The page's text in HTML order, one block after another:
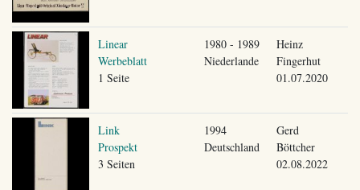
Linear
Werbeblatt
1 Seite
1980 - 1989
Niederlande
Heinz
Fingerhut
01.07.2020
Link
Prospekt
3 Seiten
1994
Deutschland
Gerd
Böttcher
02.08.2022